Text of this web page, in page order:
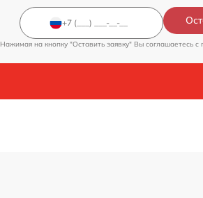
Нажимая на кнопку "Оставить заявку" Вы соглашаетесь c